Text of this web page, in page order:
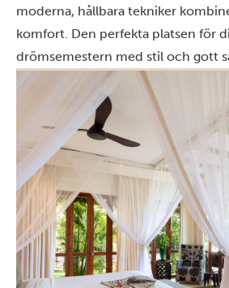
moderna, hållbara tekniker
komfort. Den perfekta platsen för
drömsemestern med stil och gott